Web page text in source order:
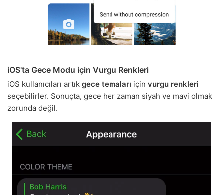
iOS'ta Gece Modu için Vurgu Renkleri
iOS kullanıcıları artık gece temaları için vurgu renkleri
seçebilirler. Sonuçta, gece her zaman siyah ve mavi olmak
zorunda değil.